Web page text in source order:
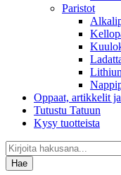
Paristot
Oppaat, artikkelit
Tutustu Tatuun
Kysy tuotteista
Hae